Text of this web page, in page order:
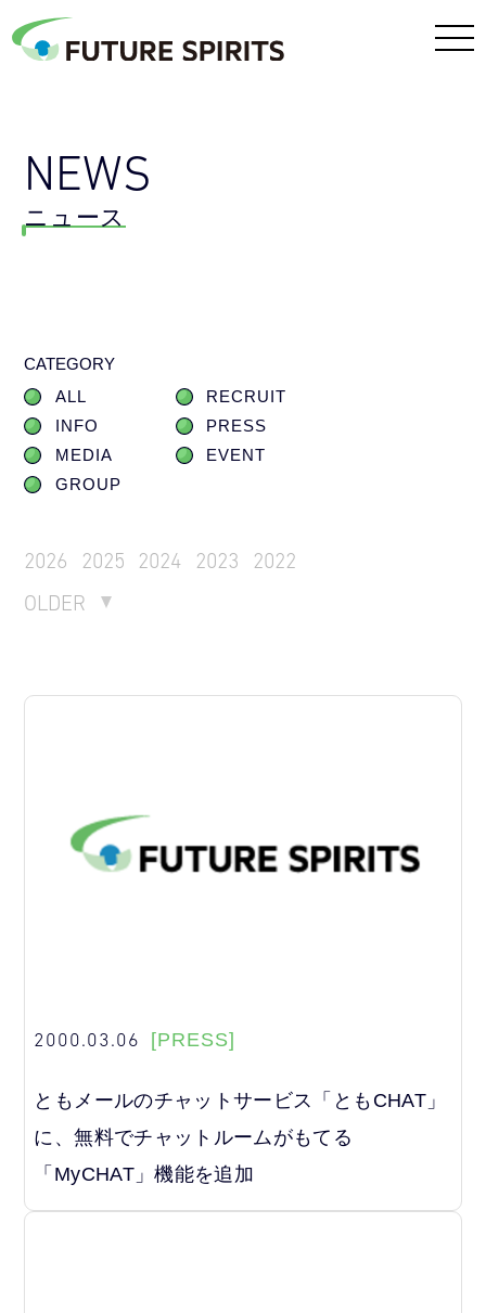
NEWS
ニュース
CATEGORY
ALL
RECRUIT
INFO
PRESS
MEDIA
EVENT
GROUP
2026 2025 2024 2023
2022
OLDER
2000.03.06 [PRESS]
ともメールのチャットサービス「ともCHAT」
に、無料でチャットルームがもてる
「MyCHAT」機能を追加